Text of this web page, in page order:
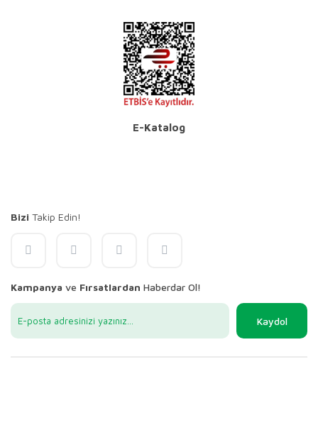
E-Katalog
Bizi Takip Edin!
Kampanya ve Fırsatlardan Haberdar Ol!
Kaydol